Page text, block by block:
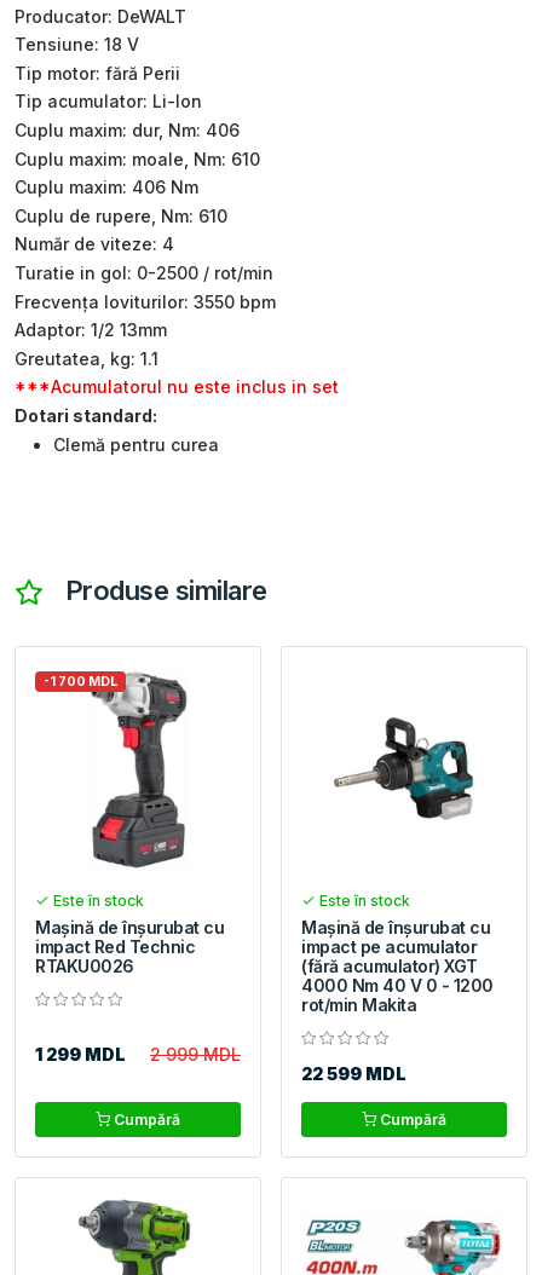
Producator: DeWALT
Tensiune: 18 V
Tip motor: fără Perii
Tip acumulator: Li-Ion
Cuplu maxim: dur, Nm: 406
Cuplu maxim: moale, Nm: 610
Cuplu maxim: 406 Nm
Cuplu de rupere, Nm: 610
Număr de viteze: 4
Turatie in gol: 0-2500 / rot/min
Frecvența loviturilor: 3550 bpm
Adaptor: 1/2 13mm
Greutatea, kg: 1.1
***Acumulatorul nu este inclus in set
Dotari standard:
Clemă pentru curea
Produse similare
-1 700 MDL
Este în stock
Mașină de înșurubat cu
impact Red Technic
RTAKU0026
1 299 MDL 2 999 MDL
Cumpără
Este în stock
Mașină de înşurubat cu
impact pe acumulator
(fără acumulator) XGT
4000 Nm 40 V 0 - 1200
rot/min Makita
22 599 MDL
Cumpără